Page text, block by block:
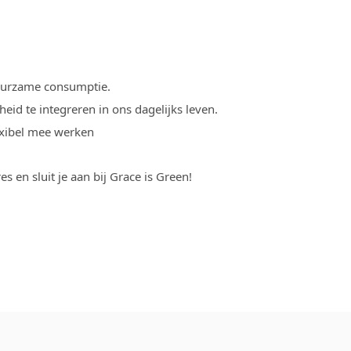
consumptie.
te integreren in ons dagelijks leven.
mee werken
en sluit je aan bij Grace is Green!